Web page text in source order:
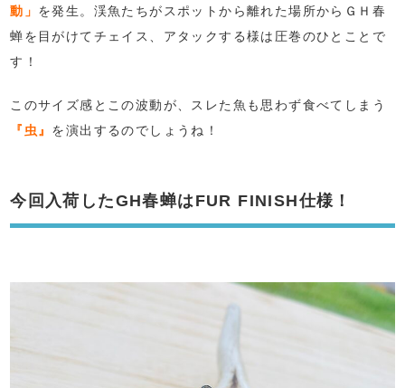
動」 を発生。渓魚たちがスポットから離れた場所からＧＨ春
蝉を目がけてチェイス、アタックする様は圧巻のひとことで
す！
このサイズ感とこの波動が、スレた魚も思わず食べてしまう
『虫』 を演出するのでしょうね！
今回入荷したGH春蝉はFUR FINISH仕様！